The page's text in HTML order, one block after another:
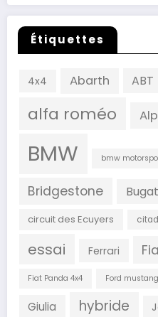
Étiquettes
4x4 Abarth ABT
alfa roméo
BMW bmw
Bridgestone
circuit des Ecuyers
essai Ferrari
Fiat Panda 4x4 Ford mustang
Giulia hybride